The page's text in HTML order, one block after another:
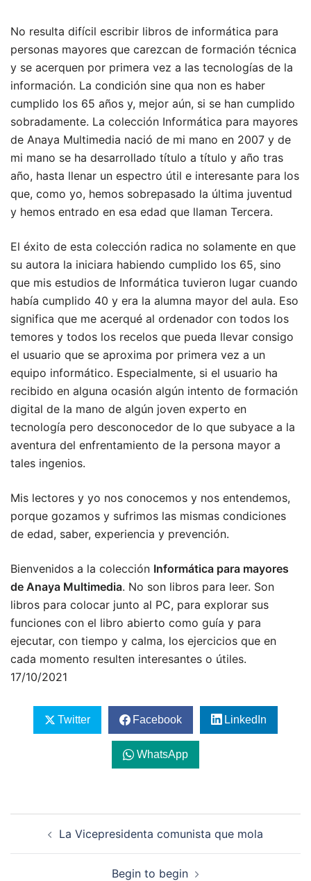
No resulta difícil escribir libros de informática para
personas mayores que carezcan de formación técnica
y se acerquen por primera vez a las tecnologías de la
información. La condición sine qua non es haber
cumplido los 65 años y, mejor aún, si se han cumplido
sobradamente. La colección Informática para mayores
de Anaya Multimedia nació de mi mano en 2007 y de
mi mano se ha desarrollado título a título y año tras
año, hasta llenar un espectro útil e interesante para los
que, como yo, hemos sobrepasado la última juventud
y hemos entrado en esa edad que llaman Tercera.
El éxito de esta colección radica no solamente en que
su autora la iniciara habiendo cumplido los 65, sino
que mis estudios de Informática tuvieron lugar cuando
había cumplido 40 y era la alumna mayor del aula. Eso
significa que me acerqué al ordenador con todos los
temores y todos los recelos que pueda llevar consigo
el usuario que se aproxima por primera vez a un
equipo informático. Especialmente, si el usuario ha
recibido en alguna ocasión algún intento de formación
digital de la mano de algún joven experto en
tecnología pero desconocedor de lo que subyace a la
aventura del enfrentamiento de la persona mayor a
tales ingenios.
Mis lectores y yo nos conocemos y nos entendemos,
porque gozamos y sufrimos las mismas condiciones
de edad, saber, experiencia y prevención.
Bienvenidos a la colección Informática para mayores
de Anaya Multimedia. No son libros para leer. Son
libros para colocar junto al PC, para explorar sus
funciones con el libro abierto como guía y para
ejecutar, con tiempo y calma, los ejercicios que en
cada momento resulten interesantes o útiles.
17/10/2021
Twitter Facebook LinkedIn
WhatsApp
entradas
La Vicepresidenta comunista que mola
Begin to begin